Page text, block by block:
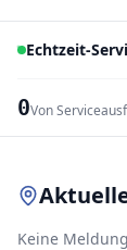
Echtzeit-
0Von
Keine